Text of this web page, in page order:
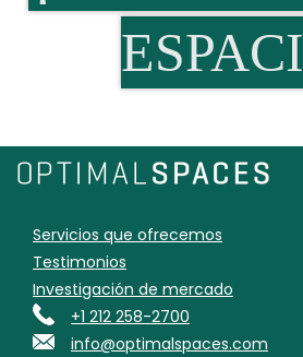
Servicios que ofrecemos
Testimonios
Investigación de mercado
+1 212 258-2700
info@optimalspaces.com